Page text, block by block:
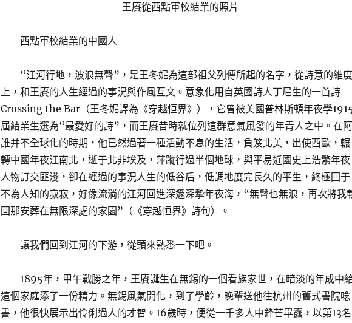
王賡從西點軍校結業的照片
西點軍校結業的中國人
“江河行地，波浪無聲”，是王冬妮為這部祖父列傳所起的名字，從詩意的維度
上，和王賡的人生經過的事況與作風互文。意象化用自英國詩人丁尼生的一首詩
Crossing the Bar（王冬妮譯為《穿越恒界》），它曾被美國普林斯頓年夜學
屆結業生選為“最愛好的詩”，而王賡昔時就位列這群意氣風發的年青人之中。在阿
誰并不全球化的時期，他已然過著一種活動不息的生活，負笈北美，出使西歐，輾
轉中國年夜江南北，逝于北非埃及，萍蹤行過半個地球，與平易近國史上浩繁年夜
人物訂交匪淺，卻在經過的事況人生的低谷后，低調地度完長久的平生，終極回于
不為人知的寂寂，好像流淌的江河回進深邃深摯年夜海，“無聲也無浪，再次將我
回那安葬在無限深處的家園”（《穿越恒界》詩句）。
讓我們回到江河的下游，從頭來熟悉一下吧。
1895年，甲午戰勝之年，王賡誕生在無錫的一個看族家世，在暗淡的年成中
這個家庭添了一份精力。無錫風氣開化，到了學齡，晚輩送他往杭州的舊式書院唸
書，他很快展示出伶俐過人的才智。16歲時，便從一千多人中鋒芒畢露，以第13名